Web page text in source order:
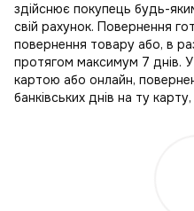
здійснює покупець будь-
свій рахунок. Повернення
повернення товару або, в
протягом максимум 7 днів.
картою або онлайн,
банківських днів на ту